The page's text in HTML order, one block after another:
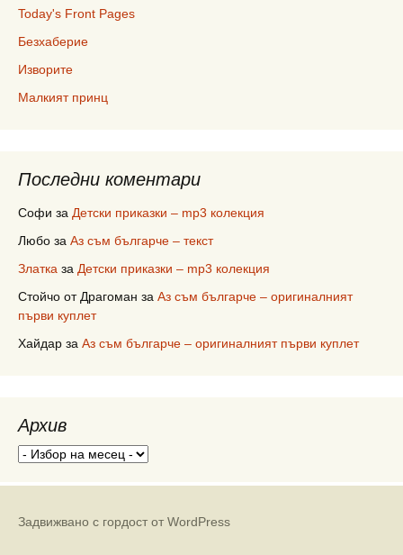
Today's Front Pages
Безхаберие
Изворите
Малкият принц
Последни коментари
Софи за Детски приказки – mp3 колекция
Любо за Аз съм българче – текст
Златка за Детски приказки – mp3 колекция
Стойчо от Драгоман за Аз съм българче – оригиналният
първи куплет
Хайдар за Аз съм българче – оригиналният първи куплет
Архив
Архив
Задвижвано с гордост от WordPress